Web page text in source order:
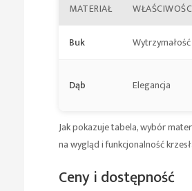
MATERIAŁ
Buk Wytrzymałość
Dąb Elegancja
Jak pokazuje tabela, wybór
na wygląd i funkcjonalność
Ceny i dostępność